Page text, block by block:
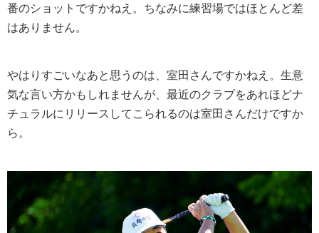
番のショットですかねえ。ちなみに練習場ではほとんど差
はありません。
やはりすごいなあと思うのは、室田さんですかねえ。生意
気な言い方かもしれませんが、最近のクラブをあれほどナ
チュラルにリリースしてこられるのは室田さんだけですか
ら。